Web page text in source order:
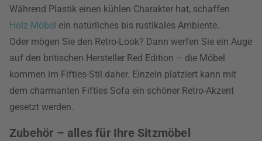
Während Plastik einen kühlen Charakter hat, schaffen
Holz-Möbel ein natürliches bis rustikales Ambiente.
Oder mögen Sie den Retro-Look? Dann werfen Sie ein Auge
auf den britischen Hersteller Red Edition – die Möbel
kommen im Fifties-Stil daher. Einzeln platziert kann mit
dem charmanten Fifties Sofa ein schöner Retro-Akzent
gesetzt werden.
Zubehör – alles für Ihre Sitzmöbel